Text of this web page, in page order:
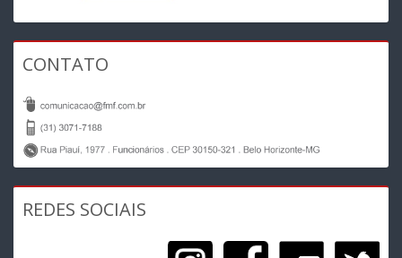
CONTATO
REDES SOCIAIS